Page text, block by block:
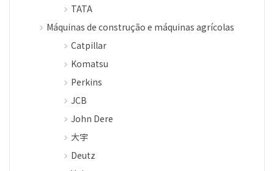
TATA
Máquinas de construção e máquinas agrícolas
Catpillar
Komatsu
Perkins
JCB
John Dere
大宇
Deutz